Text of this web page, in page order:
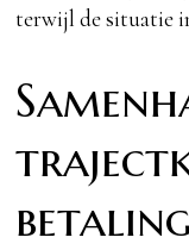
terwijl de situatie